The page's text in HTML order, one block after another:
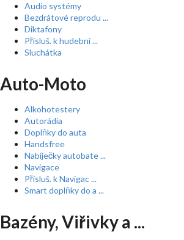
Audio systémy
Bezdrátové reprodu ...
Diktafony
Přísluš. k hudební ...
Sluchátka
Auto-Moto
Alkohotestery
Autorádia
Doplňky do auta
Handsfree
Nabíječky autobate ...
Navigace
Přísluš. k Navigac ...
Smart doplňky do a ...
Bazény, Viřivky a ...